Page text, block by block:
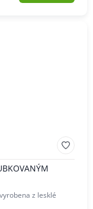
z lesklé